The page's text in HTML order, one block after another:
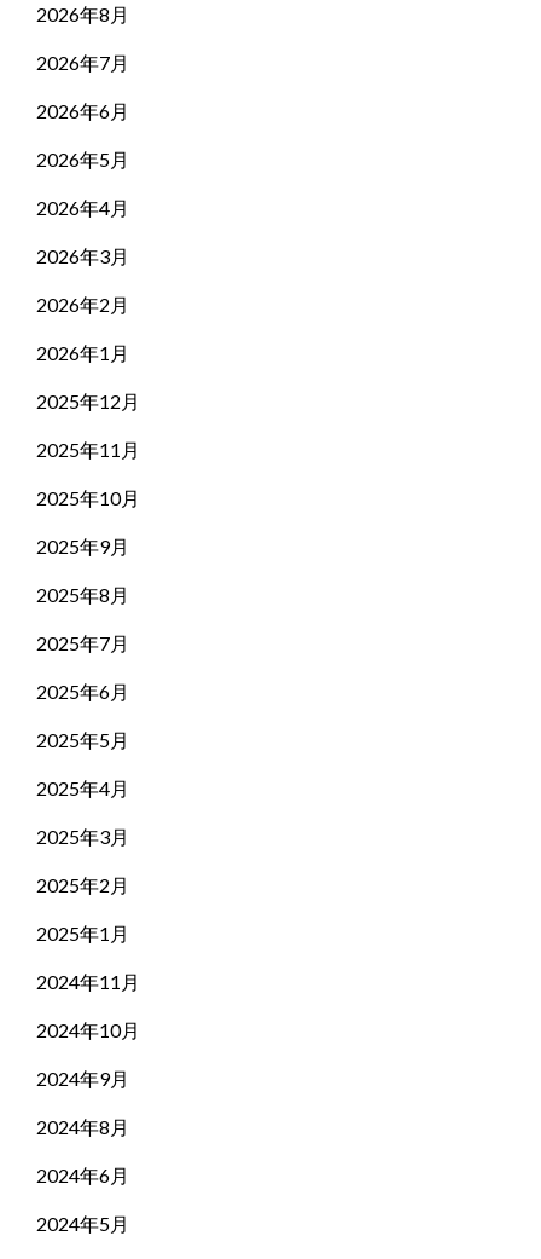
2026年8月
2026年7月
2026年6月
2026年5月
2026年4月
2026年3月
2026年2月
2026年1月
2025年12月
2025年11月
2025年10月
2025年9月
2025年8月
2025年7月
2025年6月
2025年5月
2025年4月
2025年3月
2025年2月
2025年1月
2024年11月
2024年10月
2024年9月
2024年8月
2024年6月
2024年5月